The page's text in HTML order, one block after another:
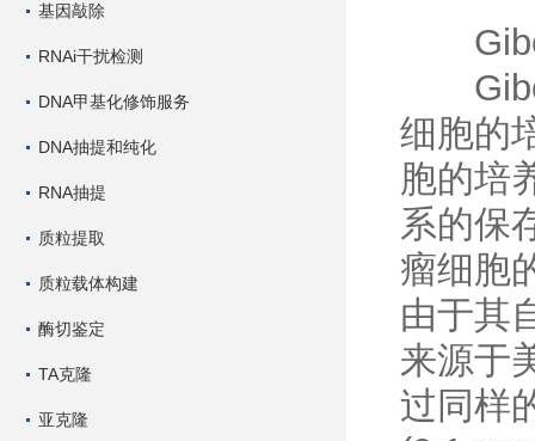
基因敲除
RNAi干扰检测
DNA甲基化修饰服务
DNA抽提和纯化
RNA抽提
质粒提取
质粒载体构建
酶切鉴定
TA克隆
亚克隆
Gibco
Gibco
细胞的
胞的培
系的保
瘤细胞
由于其
来源于
过同样